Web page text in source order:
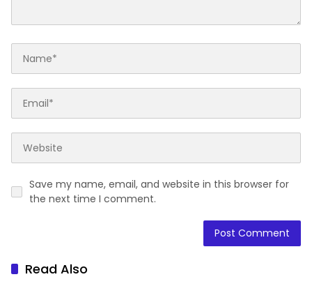
Save my name, email, and website in this browser for
the next time I comment.
Read Also